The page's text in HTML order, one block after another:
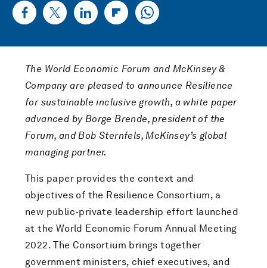
The World Economic Forum and McKinsey &
Company are pleased to announce Resilience
for sustainable inclusive growth, a white paper
advanced by Borge Brende, president of the
Forum, and Bob Sternfels, McKinsey’s global
managing partner.
This paper provides the context and
objectives of the Resilience Consortium, a
new public-private leadership effort launched
at the World Economic Forum Annual Meeting
2022. The Consortium brings together
government ministers, chief executives, and